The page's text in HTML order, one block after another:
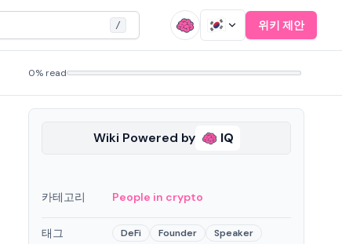
/ 위키 제안
0% read
Wiki Powered by IQ
카테고리 People in crypto
태그 DeFi Founder Speaker